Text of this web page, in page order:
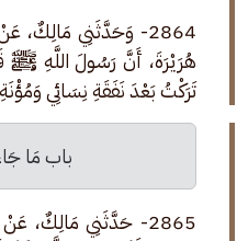
2864- وَحَدَّثَنِي مَالِكٌ،
هُرَيْرَةَ، أَنَّ رَسُولَ اللَّهِ ﷺ
تَرَكْتُ بَعْدَ نَفَقَةِ نِسَائِي
باب مَا
2865- حَدَّثَنِي مَالِكٌ،